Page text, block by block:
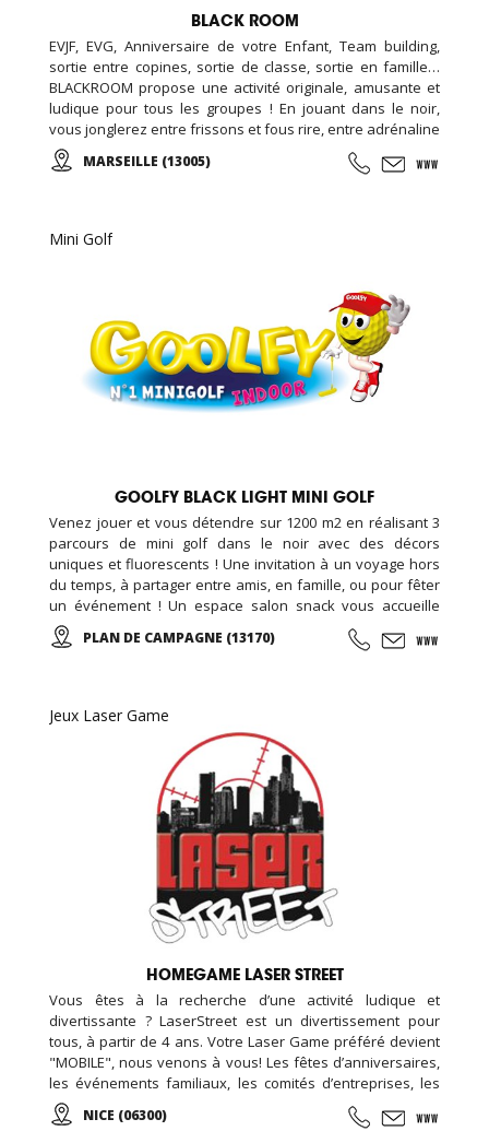
BLACK ROOM
EVJF, EVG, Anniversaire de votre Enfant, Team building,
sortie entre copines, sortie de classe, sortie en famille…
BLACKROOM propose une activité originale, amusante et
ludique pour tous les groupes ! En jouant dans le noir,
vous jonglerez entre frissons et fous rire, entre adrénaline
et esprit d’équipe. De bons moments garantis en somme !
Spacieux et convivial, notre espace d’accueil vous permet
MARSEILLE (13005)
Mini Golf
GOOLFY BLACK LIGHT MINI GOLF
Venez jouer et vous détendre sur 1200 m2 en réalisant 3
parcours de mini golf dans le noir avec des décors
uniques et fluorescents ! Une invitation à un voyage hors
du temps, à partager entre amis, en famille, ou pour fêter
un événement ! Un espace salon snack vous accueille
également avec des boissons, confiseries, desserts,
crêpes, tapas et cocktails ... Tous les vendredis de 18h00 à
PLAN DE CAMPAGNE (13170)
Jeux Laser Game
HOMEGAME LASER STREET
Vous êtes à la recherche d’une activité ludique et
divertissante ? LaserStreet est un divertissement pour
tous, à partir de 4 ans. Votre Laser Game préféré devient
"MOBILE", nous venons à vous! Les fêtes d’anniversaires,
les événements familiaux, les comités d’entreprises, les
manifestations sportives,... Contactez-nous !
NICE (06300)